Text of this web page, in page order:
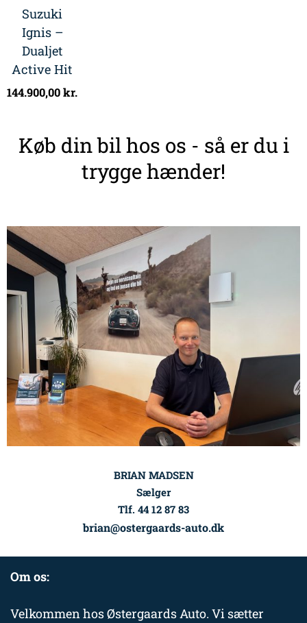
Suzuki
Ignis –
Dualjet
Active Hit
144.900,00kr.
Køb din bil hos os - så er du i
trygge hænder!
BRIAN MADSEN
Sælger
Tlf. 44 12 87 83
brian@ostergaards-auto.dk
Om os:
Velkommen hos Østergaards Auto. Vi sætter